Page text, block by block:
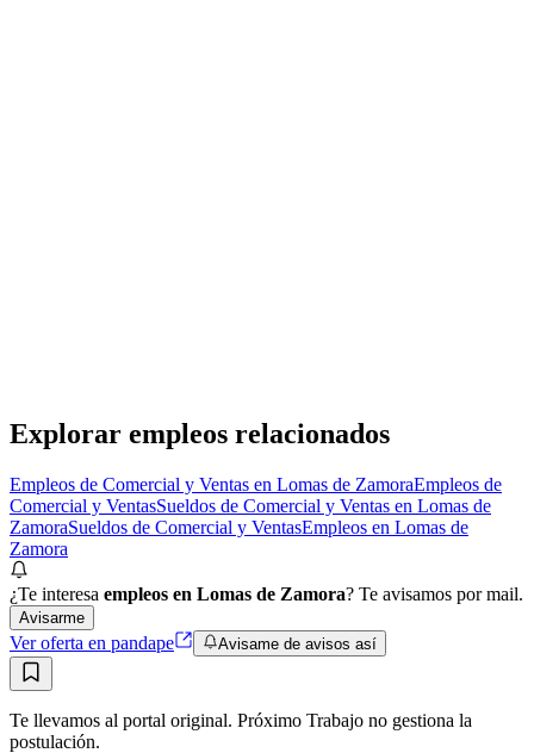
Explorar empleos relacionados
Empleos de Comercial y Ventas en Lomas de ZamoraEmpleos de
Comercial y VentasSueldos de Comercial y Ventas en Lomas de
ZamoraSueldos de Comercial y VentasEmpleos en Lomas de
Zamora
¿Te interesa empleos en Lomas de Zamora? Te avisamos por mail.
Avisarme
Ver oferta en pandape Avisame de avisos así
Te llevamos al portal original. Próximo Trabajo no gestiona la
postulación.